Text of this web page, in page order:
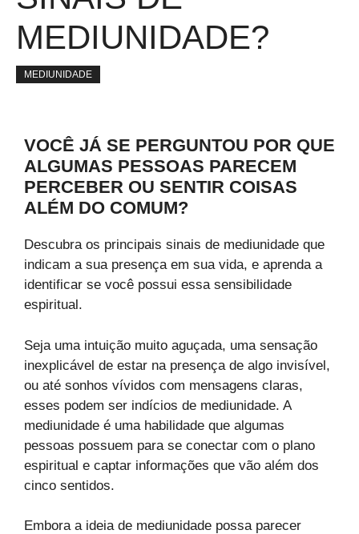
MEDIUNIDADE?
MEDIUNIDADE
VOCÊ JÁ SE PERGUNTOU POR QUE
ALGUMAS PESSOAS PARECEM
PERCEBER OU SENTIR COISAS
ALÉM DO COMUM?
Descubra os principais sinais de mediunidade que
indicam a sua presença em sua vida, e aprenda a
identificar se você possui essa sensibilidade
espiritual.
Seja uma intuição muito aguçada, uma sensação
inexplicável de estar na presença de algo invisível,
ou até sonhos vívidos com mensagens claras,
esses podem ser indícios de mediunidade. A
mediunidade é uma habilidade que algumas
pessoas possuem para se conectar com o plano
espiritual e captar informações que vão além dos
cinco sentidos.
Embora a ideia de mediunidade possa parecer